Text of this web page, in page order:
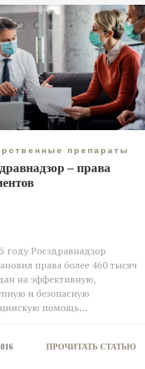
препараты
– права
году Росздравнадзор
права более 460 тысяч
на эффективную,
и безопасную
помощь…
ПРОЧИТАТЬ СТАТЬЮ